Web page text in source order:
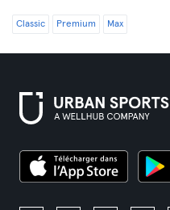
Classic Premium Max